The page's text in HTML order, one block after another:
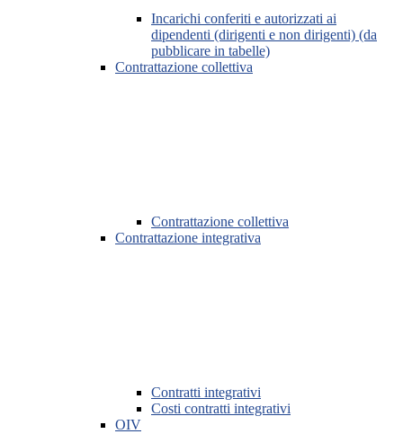
Incarichi conferiti e autorizzati ai
dipendenti (dirigenti e non dirigenti) (da
pubblicare in tabelle)
Contrattazione collettiva
Contrattazione collettiva
Contrattazione integrativa
Contratti integrativi
Costi contratti integrativi
OIV